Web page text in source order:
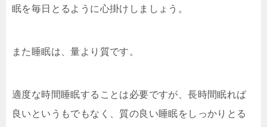
眠を毎日とるように心掛けしましょう。
また睡眠は、量より質です。
適度な時間睡眠することは必要ですが、長時間眠れば
良いというもでもなく、質の良い睡眠をしっかりとる